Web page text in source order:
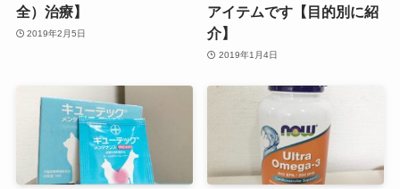
全）治療】
2019年2月5日
アイテムです【目的別に紹
介】
2019年1月4日